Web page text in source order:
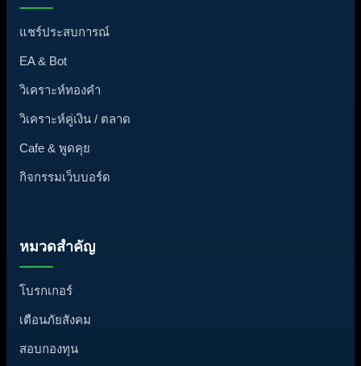
แชร์ประสบการณ์
EA & Bot
วิเคราะห์ทองคำ
วิเคราะห์คู่เงิน / ตลาด
Cafe & พูดคุย
กิจกรรมเว็บบอร์ด
หมวดสำคัญ
โบรกเกอร์
เตือนภัยสังคม
สอบกองทุน